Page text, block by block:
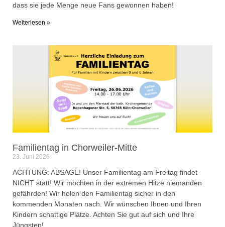
dass sie jede Menge neue Fans gewonnen haben!
Weiterlesen »
Familientag in Chorweiler-Mitte
23. Juni 2026
ACHTUNG: ABSAGE! Unser Familientag am Freitag findet
NICHT statt! Wir möchten in der extremen Hitze niemanden
gefährden! Wir holen den Familientag sicher in den
kommenden Monaten nach. Wir wünschen Ihnen und Ihren
Kindern schattige Plätze. Achten Sie gut auf sich und Ihre
Jüngsten!